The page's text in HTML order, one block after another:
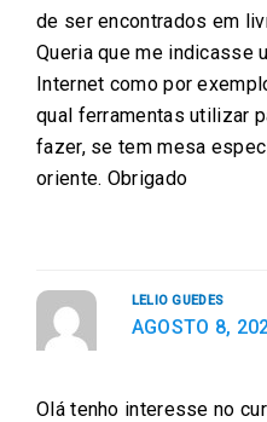
de ser encontrados em
Queria que me indicasse
Internet como por
qual ferramentas utilizar
fazer, se tem mesa
oriente. Obrigado
LELIO GUEDES
AGOSTO 8,
Olá tenho interesse no